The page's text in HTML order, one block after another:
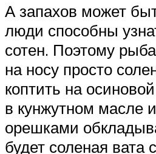
А запахов может
люди способны
сотен. Поэтому
на носу просто
коптить на
в кунжутном масле
орешками
будет соленая вата